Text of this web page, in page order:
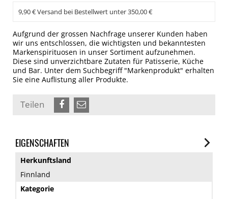
9,90 € Versand bei Bestellwert unter 350,00 €
Aufgrund der grossen Nachfrage unserer Kunden haben
wir uns entschlossen, die wichtigsten und bekanntesten
Markenspirituosen in unser Sortiment aufzunehmen.
Diese sind unverzichtbare Zutaten für Patisserie, Küche
und Bar. Unter dem Suchbegriff "Markenprodukt" erhalten
Sie eine Auflistung aller Produkte.
Teilen
EIGENSCHAFTEN
Herkunftsland
Finnland
Kategorie